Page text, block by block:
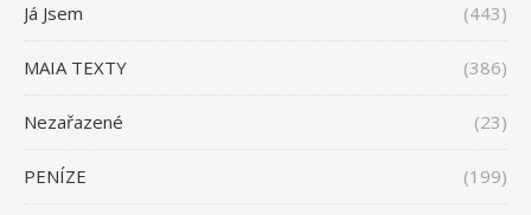
Já Jsem (443)
MAIA TEXTY (386)
Nezařazené (23)
PENÍZE (199)